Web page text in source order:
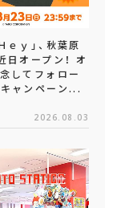
ｅｙ」、秋葉原
日オープン！ オ
してフォロー
ャンペーン...
2026.08.03